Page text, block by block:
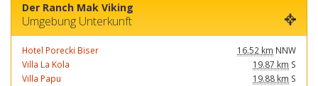
Der Ranch Mak Viking
Umgebung Unterkunft
Hotel Porecki Biser 16.52 km NNW
Villa La Kola
19.87 km S
Villa Papu
19.88 km S